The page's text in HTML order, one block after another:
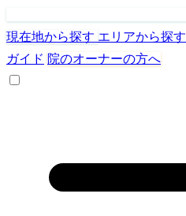
現在地から探す エリアから探す
ガイド 院のオーナーの方へ